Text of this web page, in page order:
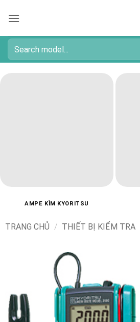
qua
dung
Tìm
kiếm:
AMPE KÌM KYORITSU
TRANG CHỦ / THIẾT BỊ KIỂM TRA